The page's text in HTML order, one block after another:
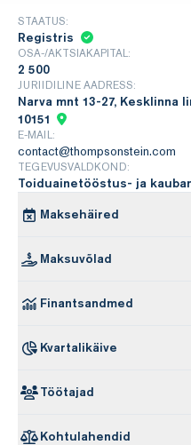
STAATUS:
Registris
OSA-/AKTSIAKAPITAL:
2 500
JURIIDILINE AADRESS:
Narva mnt 13-27, Kesklinna
10151
E-MAIL:
contact@thompsonstein.com
TEGEVUSVALDKOND:
Toiduainetööstus- ja
Maksehäired
Maksuvõlad
Finantsandmed
Kvartalikäive
Töötajad
Kohtulahendid